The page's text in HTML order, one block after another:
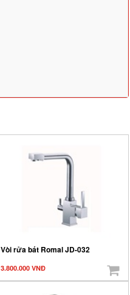
Vòi rửa bát Romal JD-032
3.800.000 VNĐ